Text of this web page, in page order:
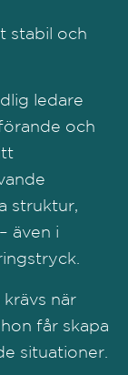
stabil och
ledare
och
struktur,
även i
när
får skapa
situationer.